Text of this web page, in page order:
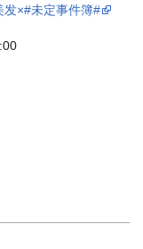
发×#未定事件簿#